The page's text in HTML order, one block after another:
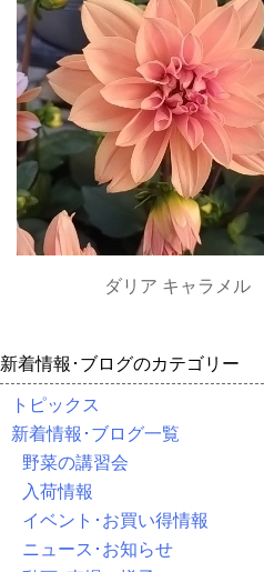
ダリア キャラメル
新着情報･ブログのカテゴリー
トピックス
新着情報･ブログ一覧
野菜の講習会
入荷情報
イベント･お買い得情報
ニュース･お知らせ